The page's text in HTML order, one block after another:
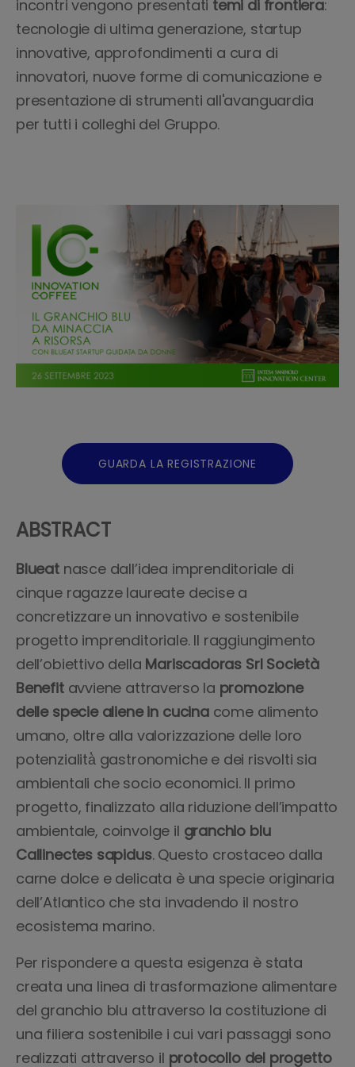
incontri vengono presentati temi di frontiera:
tecnologie di ultima generazione, startup
innovative, approfondimenti a cura di
innovatori, nuove forme di comunicazione e
presentazione di strumenti all'avanguardia
per tutti i colleghi del Gruppo.
GUARDA LA REGISTRAZIONE
ABSTRACT
Blueatnasce dall’idea imprenditoriale di
cinque ragazze laureate decise a
concretizzare un innovativo e sostenibile
progetto imprenditoriale. Il raggiungimento
dell’obiettivo della Mariscadoras Srl Società
Benefitavviene attraverso la promozione
delle specie aliene in cucinacome alimento
umano, oltre alla valorizzazione delle loro
potenzialità̀ gastronomiche e dei risvolti sia
ambientali che socio economici. Il primo
progetto, finalizzato alla riduzione dell’impatto
ambientale, coinvolge il granchio blu
Callinectes sapidus. Questo crostaceo dalla
carne dolce e delicata è una specie originaria
dell’Atlantico che sta invadendo il nostro
ecosistema marino.
Per rispondere a questa esigenza è stata
creata una linea di trasformazione alimentare
del granchio blu attraverso la costituzione di
una filiera sostenibile i cui vari passaggi sono
realizzati attraverso il protocollo del progetto